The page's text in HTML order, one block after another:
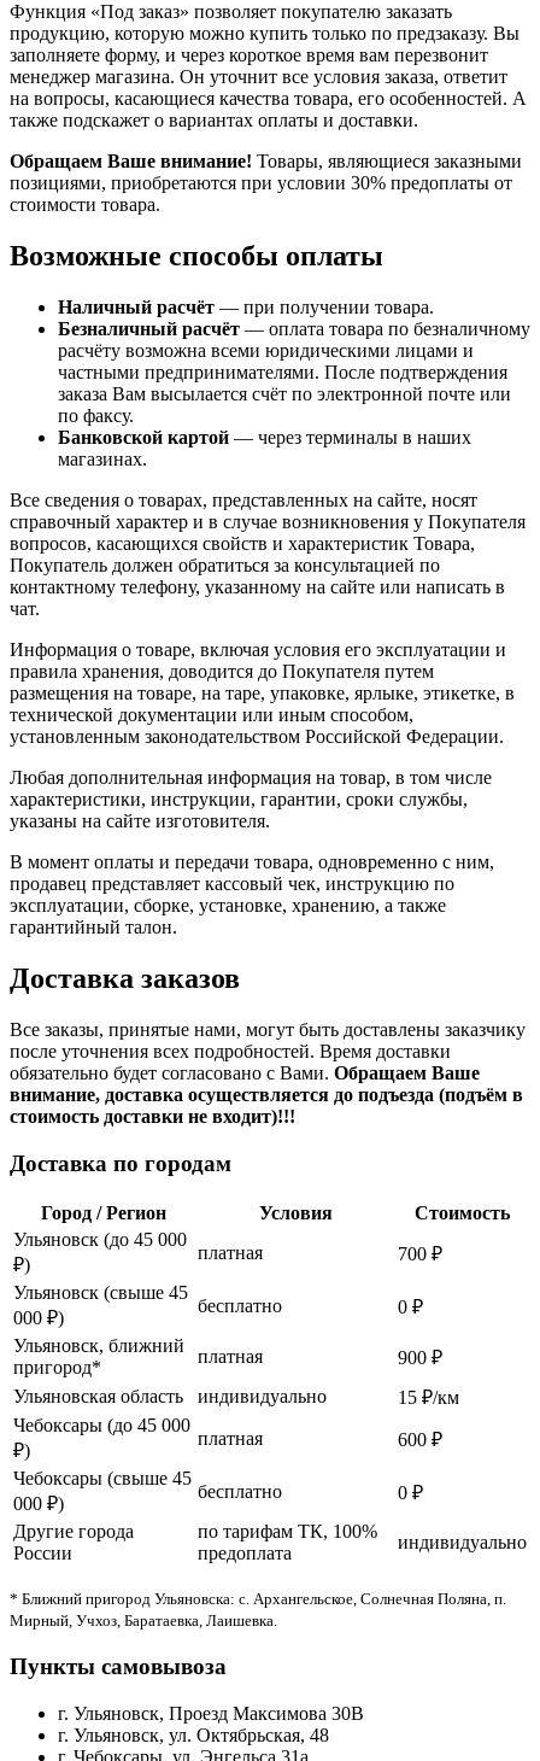
Функция «Под заказ» позволяет покупателю заказать
продукцию, которую можно купить только по предзаказу. Вы
заполняете форму, и через короткое время вам перезвонит
менеджер магазина. Он уточнит все условия заказа, ответит
на вопросы, касающиеся качества товара, его особенностей. А
также подскажет о вариантах оплаты и доставки.
Обращаем Ваше внимание! Товары, являющиеся заказными
позициями, приобретаются при условии 30% предоплаты от
стоимости товара.
Возможные способы оплаты
Наличный расчёт — при получении товара.
Безналичный расчёт — оплата товара по безналичному
расчёту возможна всеми юридическими лицами и
частными предпринимателями. После подтверждения
заказа Вам высылается счёт по электронной почте или
по факсу.
Банковской картой — через терминалы в наших
магазинах.
Все сведения о товарах, представленных на сайте, носят
справочный характер и в случае возникновения у Покупателя
вопросов, касающихся свойств и характеристик Товара,
Покупатель должен обратиться за консультацией по
контактному телефону, указанному на сайте или написать в
чат.
Информация о товаре, включая условия его эксплуатации и
правила хранения, доводится до Покупателя путем
размещения на товаре, на таре, упаковке, ярлыке, этикетке, в
технической документации или иным способом,
установленным законодательством Российской Федерации.
Любая дополнительная информация на товар, в том числе
характеристики, инструкции, гарантии, сроки службы,
указаны на сайте изготовителя.
В момент оплаты и передачи товара, одновременно с ним,
продавец представляет кассовый чек, инструкцию по
эксплуатации, сборке, установке, хранению, а также
гарантийный талон.
Доставка заказов
Все заказы, принятые нами, могут быть доставлены заказчику
после уточнения всех подробностей. Время доставки
обязательно будет согласовано с Вами. Обращаем Ваше
внимание, доставка осуществляется до подъезда (подъём в
стоимость доставки не входит)!!!
Доставка по городам
Город / Регион Условия
Стоимость
Ульяновск (до 45 000
₽)
платная
700 ₽
Ульяновск (свыше 45
000 ₽)
бесплатно
0 ₽
Ульяновск, ближний
пригород*
платная
900 ₽
Ульяновская область
индивидуально
15 ₽/км
Чебоксары (до 45 000
₽)
платная
600 ₽
Чебоксары (свыше 45
000 ₽)
бесплатно
0 ₽
Другие города
России
по тарифам ТК, 100%
предоплата
индивидуально
* Ближний пригород Ульяновска: с. Архангельское, Солнечная Поляна, п.
Мирный, Учхоз, Баратаевка, Лаишевка.
Пункты самовывоза
г. Ульяновск, Проезд Максимова 30В
г. Ульяновск, ул. Октябрьская, 48
г. Чебоксары, ул. Энгельса 31а